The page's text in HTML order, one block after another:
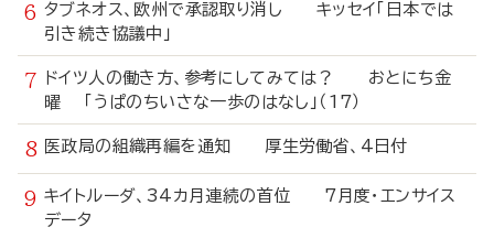
タブネオス、欧州で承認取り消し キッセイ「日本では
引き続き協議中」
ドイツ人の働き方、参考にしてみては？ おとにち金
曜 「うぱのちいさな一歩のはなし」（17）
医政局の組織再編を通知 厚生労働省、4日付
キイトルーダ、34カ月連続の首位 7月度・エンサイス
データ